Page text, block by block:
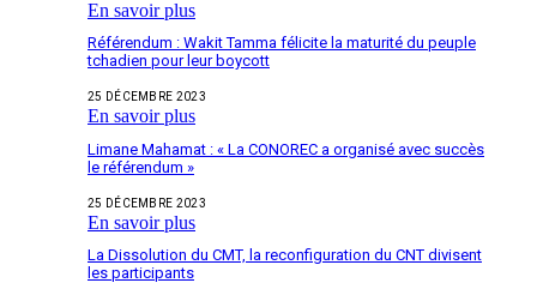
En savoir plus
Référendum : Wakit Tamma félicite la maturité du peuple
tchadien pour leur boycott
25 DÉCEMBRE 2023
En savoir plus
Limane Mahamat : « La CONOREC a organisé avec succès
le référendum »
25 DÉCEMBRE 2023
En savoir plus
La Dissolution du CMT, la reconfiguration du CNT divisent
les participants